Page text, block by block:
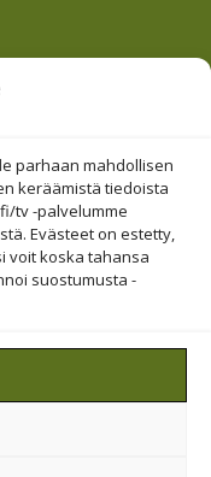
parhaan mahdollisen
keräämistä tiedoista
tv -palvelumme
Evästeet on estetty,
voit koska tahansa
suostumusta -
Säätiö